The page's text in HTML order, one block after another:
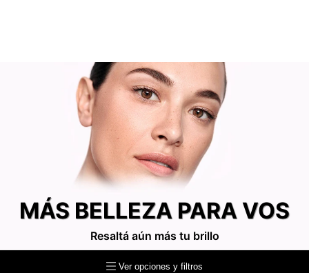
MÁS BELLEZA PARA VOS
Resaltá aún más tu brillo
Ver opciones y filtros